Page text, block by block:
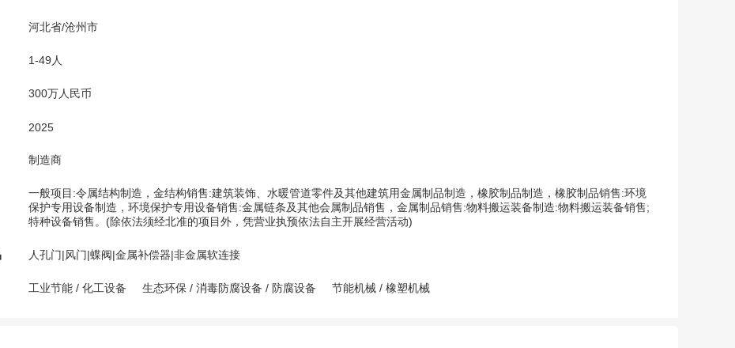
河北省/沧州市
1-49人
300万人民币
2025
制造商
一般项目:令属结构制造，金结构销售:建筑装饰、水暖管道零件及其他建筑用金属制品制造，橡胶制品制造，橡胶制品销售:环境
保护专用设备制造，环境保护专用设备销售:金属链条及其他会属制品销售，金属制品销售:物料搬运装备制造:物料搬运装备销售;
特种设备销售。(除依法须经北准的项目外，凭营业执预依法自主开展经营活动)
人孔门|风门|蝶阀|金属补偿器|非金属软连接
工业节能 / 化工设备 生态环保 / 消毒防腐设备 / 防腐设备 节能机械 / 橡塑机械